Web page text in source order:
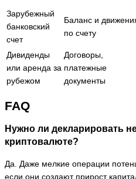
Зарубежный
банковский
счет
Баланс и
по счету
Дивиденды
или аренда за
рубежом
Договоры,
платежные
документы
FAQ
Нужно ли декларировать
криптовалюте?
Да. Даже мелкие операции
если они создают прирост